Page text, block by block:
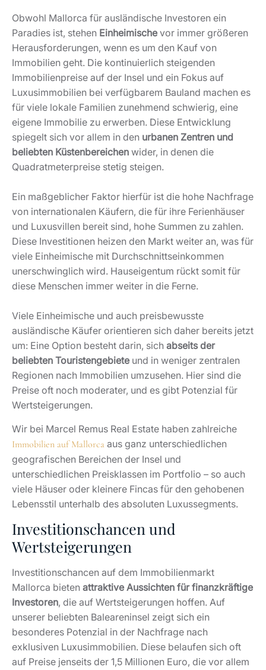
Obwohl Mallorca für ausländische Investoren ein
Paradies ist, stehen Einheimische vor immer größeren
Herausforderungen, wenn es um den Kauf von
Immobilien geht. Die kontinuierlich steigenden
Immobilienpreise auf der Insel und ein Fokus auf
Luxusimmobilien bei verfügbarem Bauland machen es
für viele lokale Familien zunehmend schwierig, eine
eigene Immobilie zu erwerben. Diese Entwicklung
spiegelt sich vor allem in den urbanen Zentren und
beliebten Küstenbereichen wider, in denen die
Quadratmeterpreise stetig steigen.
Ein maßgeblicher Faktor hierfür ist die hohe Nachfrage
von internationalen Käufern, die für ihre Ferienhäuser
und Luxusvillen bereit sind, hohe Summen zu zahlen.
Diese Investitionen heizen den Markt weiter an, was für
viele Einheimische mit Durchschnittseinkommen
unerschwinglich wird. Hauseigentum rückt somit für
diese Menschen immer weiter in die Ferne.
Viele Einheimische und auch preisbewusste
ausländische Käufer orientieren sich daher bereits jetzt
um: Eine Option besteht darin, sich abseits der
beliebten Touristengebiete und in weniger zentralen
Regionen nach Immobilien umzusehen. Hier sind die
Preise oft noch moderater, und es gibt Potenzial für
Wertsteigerungen.
Wir bei Marcel Remus Real Estate haben zahlreiche
Immobilien auf Mallorca aus ganz unterschiedlichen
geografischen Bereichen der Insel und
unterschiedlichen Preisklassen im Portfolio – so auch
viele Häuser oder kleinere Fincas für den gehobenen
Lebensstil unterhalb des absoluten Luxussegments.
Investitionschancen und
Wertsteigerungen
Investitionschancen auf dem Immobilienmarkt
Mallorca bieten attraktive Aussichten für finanzkräftige
Investoren, die auf Wertsteigerungen hoffen. Auf
unserer beliebten Baleareninsel zeigt sich ein
besonderes Potenzial in der Nachfrage nach
exklusiven Luxusimmobilien. Diese belaufen sich oft
auf Preise jenseits der 1,5 Millionen Euro, die vor allem